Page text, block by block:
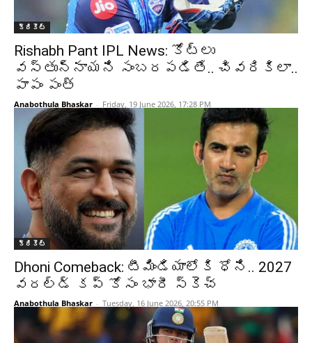
క్రికెట్‌
Rishabh Pant IPL News: కోట్లు
వస్తున్నాయని సంబరపడితే.. చివరికిలా..
పాపం పంత్
Anabothula Bhaskar - Friday, 19 June 2026, 17:28 PM
క్రికెట్‌
Dhoni Comeback: టీమిండియాలోకి ధోని.. 2027
వరల్డ్ కప్ కోసం భారీ స్కెచ్
Anabothula Bhaskar - Tuesday, 16 June 2026, 20:55 PM